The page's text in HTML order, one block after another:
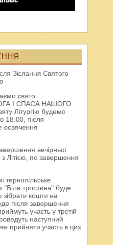
Зіслання Святого
свято
І СПАСА НАШОГО
Літургію будемо
18.00, після
освячення
вечірньої
з Літією, по завершення
тернопільське
"Біла тростина" буде
зібрати кошти на
після завершення
участь у третій
наступний
прийняти участь в цих